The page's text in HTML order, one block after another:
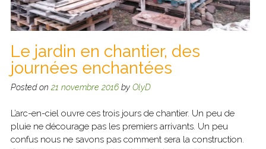
Le jardin en chantier, des
journées enchantées
Posted on 21 novembre 2016by OlyD
L’arc-en-ciel ouvre ces trois jours de chantier. Un peu de
pluie ne décourage pas les premiers arrivants. Un peu
confus nous ne savons pas comment sera la construction.